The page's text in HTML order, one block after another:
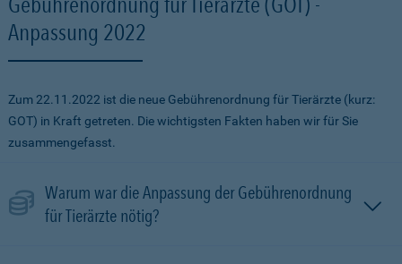
Anpassung 2022
Zum 22.11.2022 ist die neue Gebührenordnung für Tierärzte (kurz:
GOT) in Kraft getreten. Die wichtigsten Fakten haben wir für Sie
zusammengefasst.
Warum war die Anpassung der Gebührenordnung
für Tierärzte nötig?